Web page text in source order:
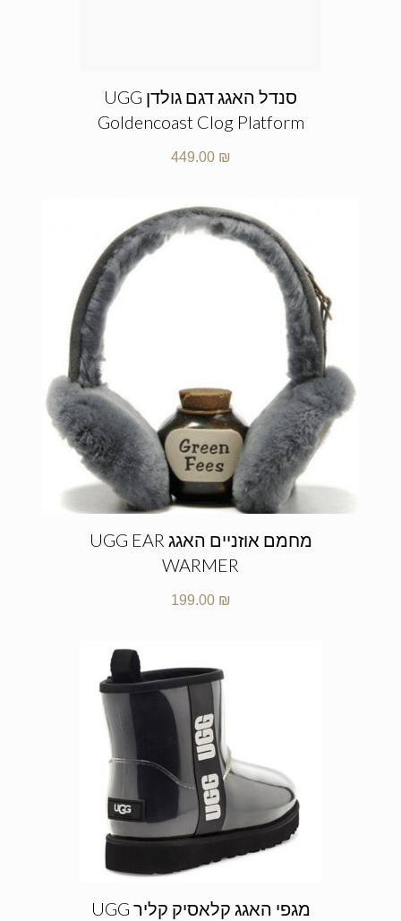
סנדל האגג דגם גולדן UGG
Goldencoast Clog Platform
449.00 ₪
מחמם אוזניים האגג UGG EAR
WARMER
199.00 ₪
מגפי האגג קלאסיק קליר UGG